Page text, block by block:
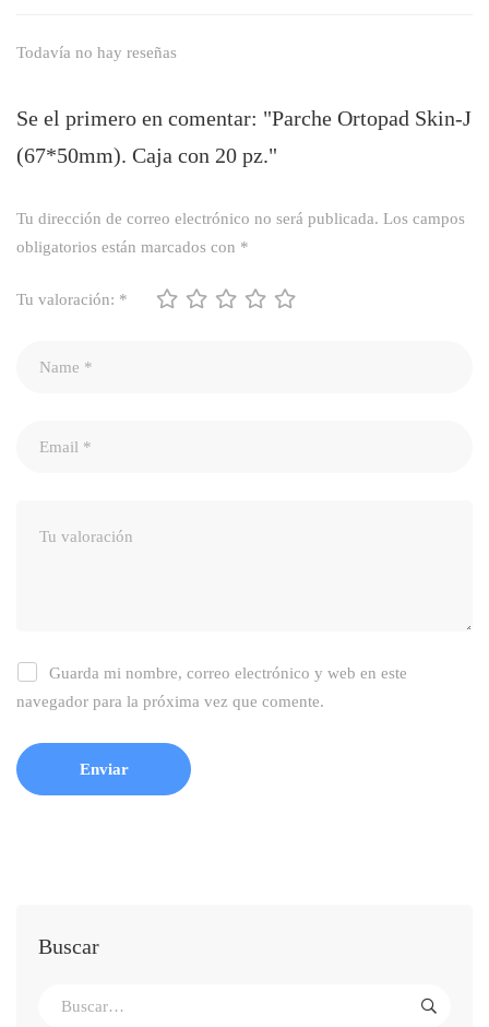
Buscar
Todavía no hay reseñas
Se el primero en comentar: "Parche Ortopad Skin-J
(67*50mm). Caja con 20 pz."
Tu dirección de correo electrónico no será publicada. Los campos
obligatorios están marcados con *
Tu valoración: *
Guarda mi nombre, correo electrónico y web en este
navegador para la próxima vez que comente.